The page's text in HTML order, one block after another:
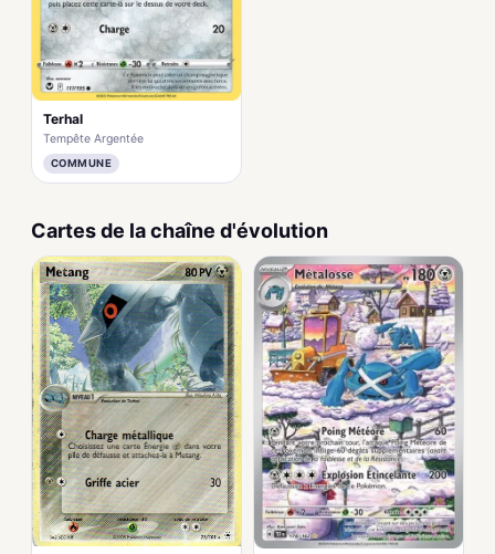
Terhal
Tempête Argentée
COMMUNE
Cartes de la chaîne d'évolution